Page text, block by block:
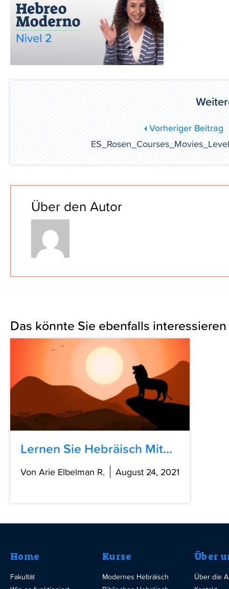
Vorheriger Beitrag
Über den Autor
Das könnte Sie ebenfalls interessieren
Lernen Sie Hebräisch Mit...
Von Arie Elbelman R. August 24, 2021
Home
Fakultät
Kurse
Modernes Hebräisch
Über
Über die